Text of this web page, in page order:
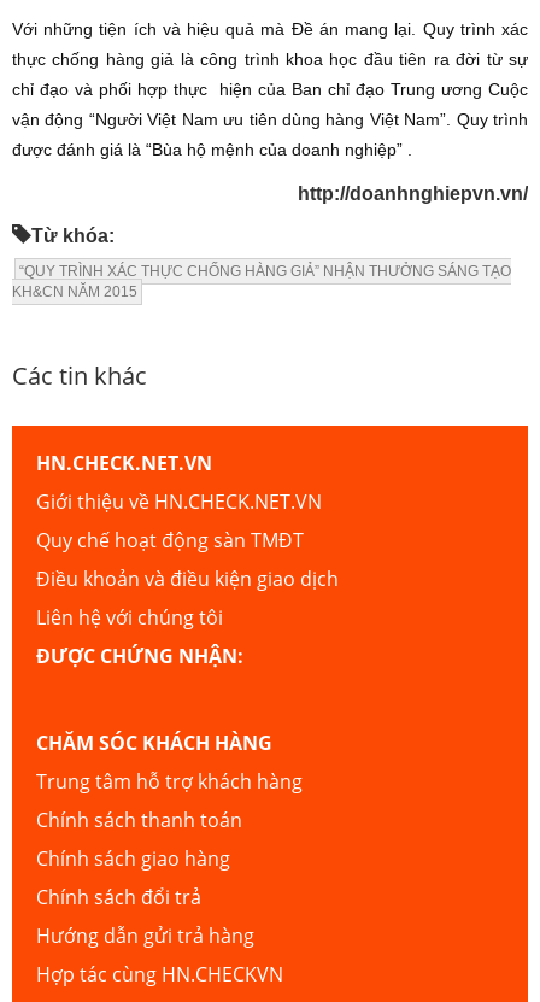
Với những tiện ích và hiệu quả mà Đề án mang lại. Quy trình xác
thực chống hàng giả là công trình khoa học đầu tiên ra đời từ sự
chỉ đạo và phối hợp thực hiện của Ban chỉ đạo Trung ương Cuộc
vận động “Người Việt Nam ưu tiên dùng hàng Việt Nam”. Quy trình
được đánh giá là “Bùa hộ mệnh của doanh nghiệp” .
http://doanhnghiepvn.vn/
Từ khóa:
“QUY TRÌNH XÁC THỰC CHỐNG HÀNG GIẢ” NHẬN THƯỞNG SÁNG TẠO
KH&CN NĂM 2015
Các tin khác
HN.CHECK.NET.VN
Giới thiệu về HN.CHECK.NET.VN
Quy chế hoạt động sàn TMĐT
Điều khoản và điều kiện giao dịch
Liên hệ với chúng tôi
ĐƯỢC CHỨNG NHẬN:
CHĂM SÓC KHÁCH HÀNG
Trung tâm hỗ trợ khách hàng
Chính sách thanh toán
Chính sách giao hàng
Chính sách đổi trả
Hướng dẫn gửi trả hàng
Hợp tác cùng HN.CHECKVN